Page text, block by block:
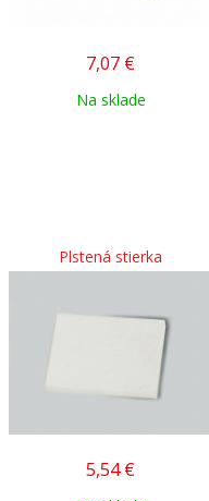
7,07 €
Na sklade
Plstená stierka
5,54 €